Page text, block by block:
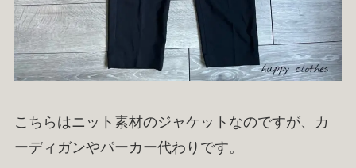
こちらはニット素材のジャケットなのですが、カ
ーディガンやパーカー代わりです。